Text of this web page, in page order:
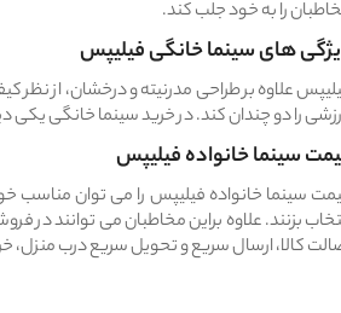
را به خود جلب کند.
های سینما خانگی فیلیپس
علاوه بر طراحی مدرنیته و درخشان، از نظر
را دو چندان کند. در خرید سینما خانگی یکی
سینما خانواده فیلیپس
سینما خانواده فیلیپس را می توان مناسب
بزنند. علاوه براین مخاطبان می توانند در
کالا، ارسال سریع و تحویل سریع درب منزل،